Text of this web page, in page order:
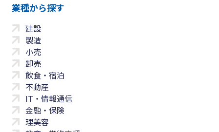
業種から探す
建設
製造
小売
卸売
飲食・宿泊
不動産
IT・情報通信
金融・保険
理美容